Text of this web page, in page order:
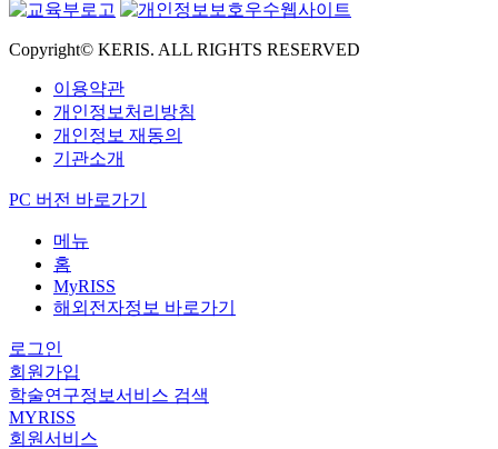
Copyright© KERIS. ALL RIGHTS RESERVED
이용약관
개인정보처리방침
개인정보 재동의
기관소개
PC 버전 바로가기
메뉴
홈
MyRISS
해외전자정보 바로가기
로그인
회원가입
학술연구정보서비스 검색
MYRISS
회원서비스